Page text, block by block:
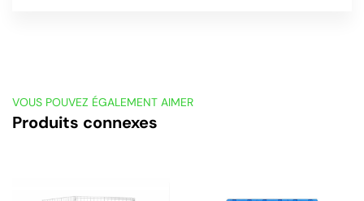
VOUS POUVEZ ÉGALEMENT AIMER
Produits connexes